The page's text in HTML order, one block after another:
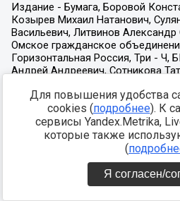
Для повышения удобства
cookies (подробнее). К
сервисы Yandex.Metrika,
которые также
(
Я согласен/